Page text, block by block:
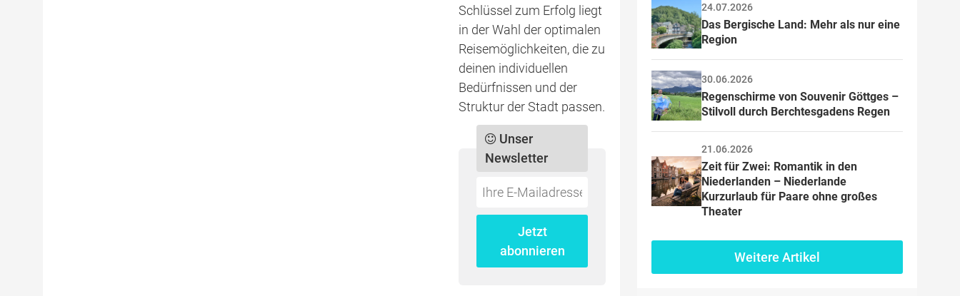
Schlüssel zum Erfolg liegt
in der Wahl der optimalen
Reisemöglichkeiten, die zu
deinen individuellen
Bedürfnissen und der
Struktur der Stadt passen.
Do
field
Unser
Newsletter
*Ihre
Mailadresse:
Jetzt
abonnieren
24.07.2026
Das Bergische Land: Mehr als nur eine
Region
30.06.2026
Regenschirme von Souvenir Göttges –
Stilvoll durch Berchtesgadens Regen
21.06.2026
Zeit für Zwei: Romantik in den
Niederlanden – Niederlande
Kurzurlaub für Paare ohne großes
Theater
Weitere Artikel